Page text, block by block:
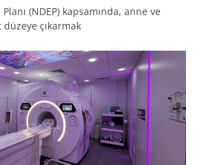
(NDEP) kapsamında, anne ve
düzeye çıkarmak